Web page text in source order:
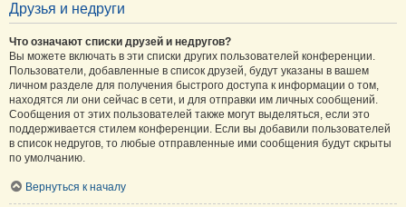
Друзья и недруги
Что означают списки друзей и недругов?
Вы можете включать в эти списки других пользователей конференции.
Пользователи, добавленные в список друзей, будут указаны в вашем
личном разделе для получения быстрого доступа к информации о том,
находятся ли они сейчас в сети, и для отправки им личных сообщений.
Сообщения от этих пользователей также могут выделяться, если это
поддерживается стилем конференции. Если вы добавили пользователей
в список недругов, то любые отправленные ими сообщения будут скрыты
по умолчанию.
Вернуться к началу